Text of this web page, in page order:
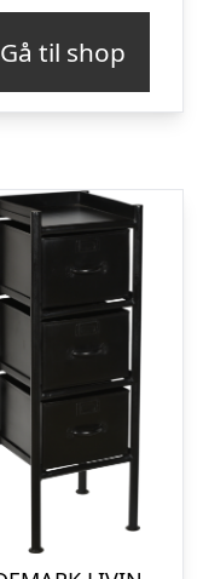
Gå til shop